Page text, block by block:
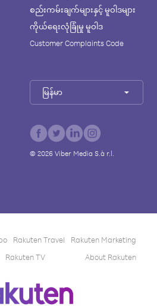
စည်းကမ်းချက်များနှင့် မူဝါဒများ
ကိုယ်ရေးလုံခြုံမှု မူဝါဒ
Customer Complaints Code
မြန်မာ
© 2026Viber Media S.à r.l.
Rakuten Travel
Rakuten Marketing
Rakuten TV About Rakuten